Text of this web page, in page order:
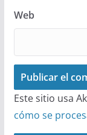
Web
Este sitio usa
cómo se